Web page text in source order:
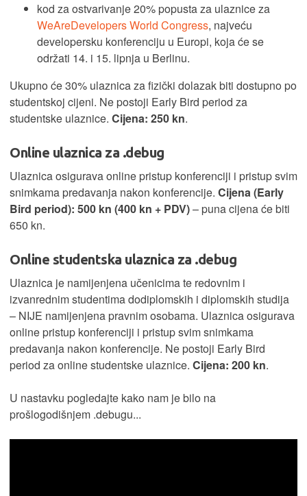
kod za ostvarivanje 20% popusta za ulaznice za
WeAreDevelopers World Congress, najveću
developersku konferenciju u Europi, koja će se
održati 14. i 15. lipnja u Berlinu.
Ukupno će 30% ulaznica za fizički dolazak biti dostupno po
studentskoj cijeni. Ne postoji Early Bird period za
studentske ulaznice. Cijena: 250 kn.
Online ulaznica za .debug
Ulaznica osigurava online pristup konferenciji i pristup svim
snimkama predavanja nakon konferencije. Cijena (Early
Bird period): 500 kn (400 kn + PDV)– puna cijena će biti
650 kn.
Online studentska ulaznica za .debug
Ulaznica je namijenjena učenicima te redovnim i
izvanrednim studentima dodiplomskih i diplomskih studija
– NIJE namijenjena pravnim osobama. Ulaznica osigurava
online pristup konferenciji i pristup svim snimkama
predavanja nakon konferencije. Ne postoji Early Bird
period za online studentske ulaznice. Cijena: 200 kn.
U nastavku pogledajte kako nam je bilo na
prošlogodišnjem .debugu...